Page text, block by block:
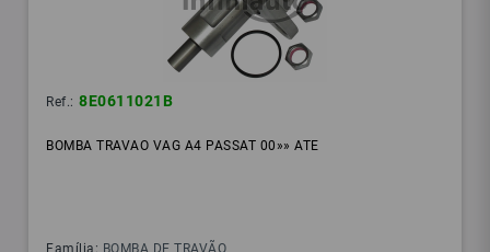
Ref.: 8E0611021B
BOMBA TRAVAO VAG A4 PASSAT 00»» ATE
Família: BOMBA DE TRAVÃO